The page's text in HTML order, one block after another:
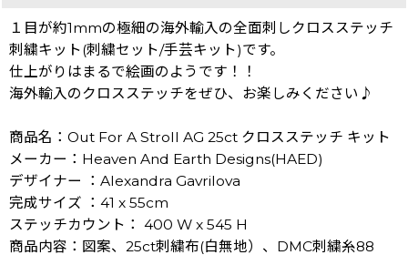
１目が約1mmの極細の海外輸入の全面刺しクロスステッチ
刺繍キット(刺繍セット/手芸キット)です。
仕上がりはまるで絵画のようです！！
海外輸入のクロスステッチをぜひ、お楽しみください♪
商品名：Out For A Stroll AG 25ct クロスステッチ キット
メーカー：Heaven And Earth Designs(HAED)
デザイナー ：Alexandra Gavrilova
完成サイズ ：41 x 55cm
ステッチカウント： 400 W x 545 H
商品内容：図案、25ct刺繍布(白無地）、DMC刺繍糸88